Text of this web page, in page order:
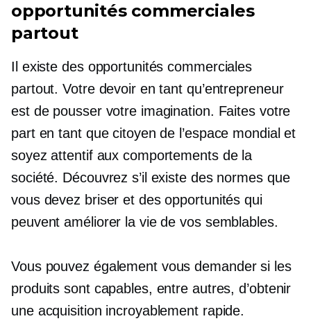
opportunités commerciales
partout
Il existe des opportunités commerciales
partout. Votre devoir en tant qu’entrepreneur
est de pousser votre imagination. Faites votre
part en tant que citoyen de l’espace mondial et
soyez attentif aux comportements de la
société. Découvrez s’il existe des normes que
vous devez briser et des opportunités qui
peuvent améliorer la vie de vos semblables.
Vous pouvez également vous demander si les
produits sont capables, entre autres, d’obtenir
une acquisition incroyablement rapide.